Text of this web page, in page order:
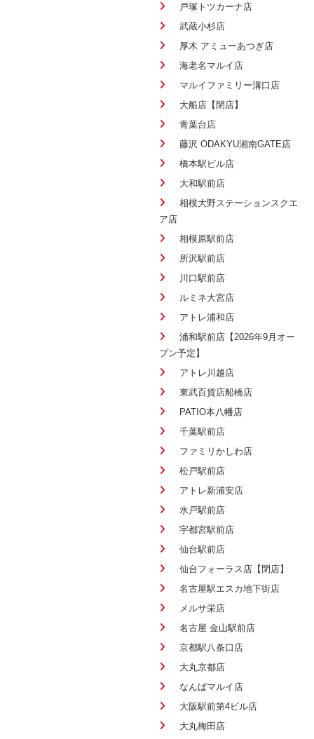
戸塚トツカーナ店
武蔵小杉店
厚木 アミューあつぎ店
海老名マルイ店
マルイファミリー溝口店
大船店【閉店】
青葉台店
藤沢 ODAKYU湘南GATE店
橋本駅ビル店
大和駅前店
相模大野ステーションスクエ
ア店
相模原駅前店
所沢駅前店
川口駅前店
ルミネ大宮店
アトレ浦和店
浦和駅前店【2026年9月オー
プン予定】
アトレ川越店
東武百貨店船橋店
PATIO本八幡店
千葉駅前店
ファミリかしわ店
松戸駅前店
アトレ新浦安店
水戸駅前店
宇都宮駅前店
仙台駅前店
仙台フォーラス店【閉店】
名古屋駅エスカ地下街店
メルサ栄店
名古屋 金山駅前店
京都駅八条口店
大丸京都店
なんばマルイ店
大阪駅前第4ビル店
大丸梅田店